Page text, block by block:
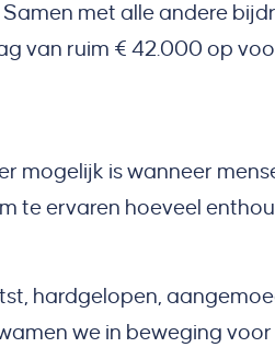
met alle andere
van ruim € 42.000 op
mogelijk is wanneer
te ervaren hoeveel
hardgelopen,
we in beweging